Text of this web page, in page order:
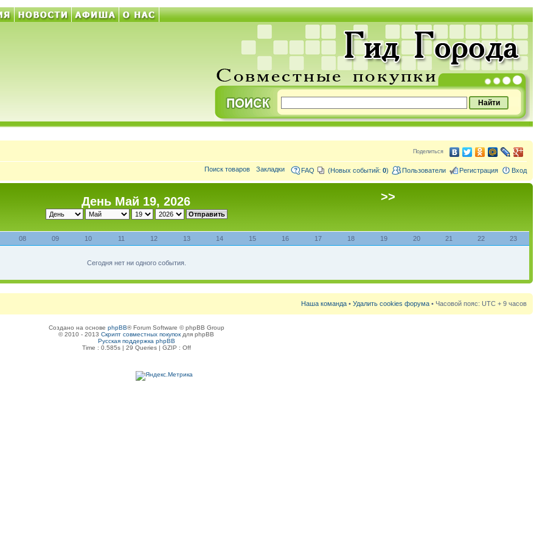
Поделиться
FAQ (Новых событий: 0) Пользователи Регистрация Вход
Поиск товаров Закладки
День Май 19, 2026 >>
08 09 10 11 12 13 14 15 16 17 18 19 20 21 22 23
Сегодня нет ни одного события.
Наша команда • Удалить cookies форума • Часовой пояс: UTC + 9 часов
Создано на основе phpBB® Forum Software © phpBB Group
© 2010 - 2013 Скрипт совместных покупок для phpBB
Русская поддержка phpBB
Time : 0.585s | 29 Queries | GZIP : Off